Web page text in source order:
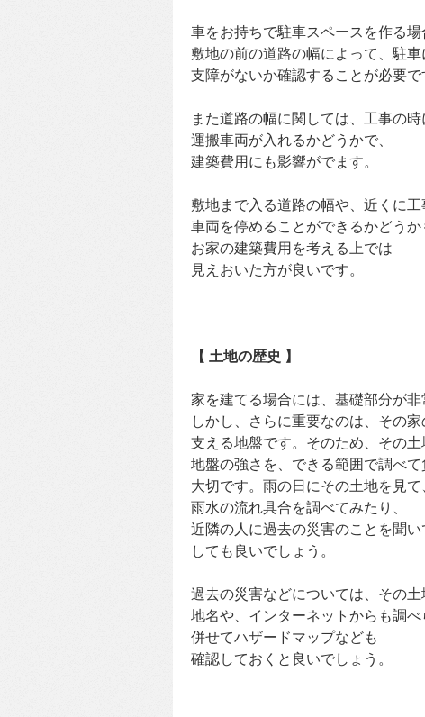
車をお持ちで駐車スペースを作る場
敷地の前の道路の幅によって、駐車
支障がないか確認することが必要で
また道路の幅に関しては、工事の時
運搬車両が入れるかどうかで、
建築費用にも影響がでます。
敷地まで入る道路の幅や、近くに工
車両を停めることができるかどうか
お家の建築費用を考える上では
見えおいた方が良いです。
【 土地の歴史 】
家を建てる場合には、基礎部分が非
しかし、さらに重要なのは、その家
支える地盤です。そのため、その土
地盤の強さを、できる範囲で調べて
大切です。雨の日にその土地を見て
雨水の流れ具合を調べてみたり、
近隣の人に過去の災害のことを聞い
しても良いでしょう。
過去の災害などについては、その土
地名や、インターネットからも調べ
併せてハザードマップなども
確認しておくと良いでしょう。